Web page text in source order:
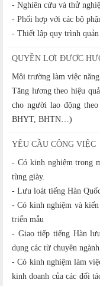
- Nghiên cứu và thử
- Phối hợp với các bộ
- Thiết lập quy trình
QUYỀN LỢI ĐƯỢC
Môi trường làm việc
Tăng lương theo hiệu
cho người lao động
BHYT, BHTN…)
YÊU CẦU CÔNG VIỆC
- Có kinh nghiệm trong
tùng giày.
- Lưu loát tiếng Hàn
- Có kinh nghiệm và
triển mẫu
- Giao tiếp tiếng Hàn
dụng các từ chuyên ngành
- Có kinh nghiệm làm
kinh doanh của các đối